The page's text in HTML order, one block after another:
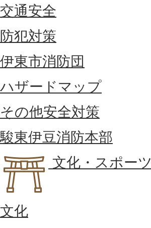
交通安全
防犯対策
伊東市消防団
ハザードマップ
その他安全対策
駿東伊豆消防本部
文化・スポーツ
文化